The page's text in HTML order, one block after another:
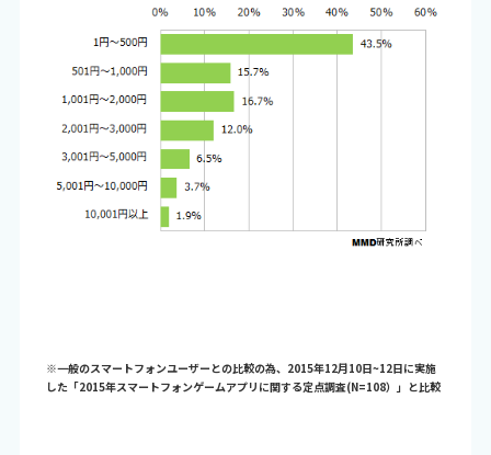
※一般のスマートフォンユーザーとの比較の為、2015年12月10日~12日に実施
した「2015年スマートフォンゲームアプリに関する定点調査(N=108）」と比較